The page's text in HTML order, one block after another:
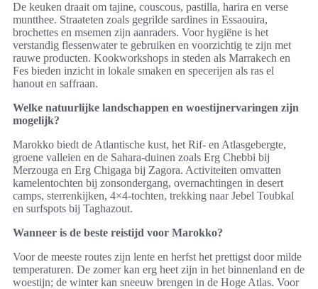
De keuken draait om tajine, couscous, pastilla, harira en verse
muntthee. Straateten zoals gegrilde sardines in Essaouira,
brochettes en msemen zijn aanraders. Voor hygiëne is het
verstandig flessenwater te gebruiken en voorzichtig te zijn met
rauwe producten. Kookworkshops in steden als Marrakech en
Fes bieden inzicht in lokale smaken en specerijen als ras el
hanout en saffraan.
Welke natuurlijke landschappen en woestijnervaringen zijn
mogelijk?
Marokko biedt de Atlantische kust, het Rif- en Atlasgebergte,
groene valleien en de Sahara-duinen zoals Erg Chebbi bij
Merzouga en Erg Chigaga bij Zagora. Activiteiten omvatten
kamelentochten bij zonsondergang, overnachtingen in desert
camps, sterrenkijken, 4×4-tochten, trekking naar Jebel Toubkal
en surfspots bij Taghazout.
Wanneer is de beste reistijd voor Marokko?
Voor de meeste routes zijn lente en herfst het prettigst door milde
temperaturen. De zomer kan erg heet zijn in het binnenland en de
woestijn; de winter kan sneeuw brengen in de Hoge Atlas. Voor